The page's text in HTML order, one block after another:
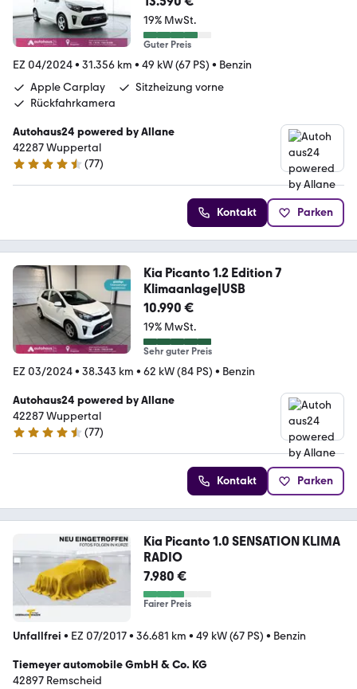
19% MwSt.
Guter Preis
EZ 04/2024• 31.356 km • 49 kW (67 PS) • Benzin
Apple Carplay
Sitzheizung vorne
Rückfahrkamera
Autohaus24 powered by Allane
42287 Wuppertal
4.5 Sterne
(77)
Kontakt Parken
Kia Picanto 1.2 Edition 7
Klimaanlage|USB
10.990 €
19% MwSt.
Sehr guter Preis
EZ 03/2024• 38.343 km • 62 kW (84 PS) • Benzin
Autohaus24 powered by Allane
42287 Wuppertal
4.5 Sterne
(77)
Kontakt Parken
Kia Picanto 1.0 SENSATION KLIMA
RADIO
7.980 €
Fairer Preis
Unfallfrei • EZ 07/2017• 36.681 km • 49 kW (67 PS) • Benzin
Tiemeyer automobile GmbH & Co. KG
42897 Remscheid